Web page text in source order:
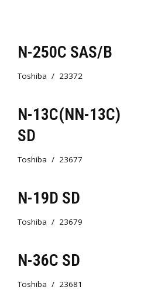
N-250C SAS/B
Toshiba 23372
N-13C(NN-13C)
SD
Toshiba 23677
N-19D SD
Toshiba 23679
N-36C SD
Toshiba 23681